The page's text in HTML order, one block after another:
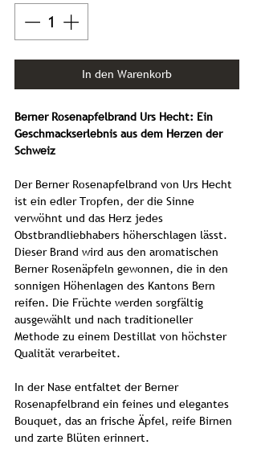
In den Warenkorb
Berner Rosenapfelbrand Urs Hecht: Ein
Geschmackserlebnis aus dem Herzen der
Schweiz
Der Berner Rosenapfelbrand von Urs Hecht
ist ein edler Tropfen, der die Sinne
verwöhnt und das Herz jedes
Obstbrandliebhabers höherschlagen lässt.
Dieser Brand wird aus den aromatischen
Berner Rosenäpfeln gewonnen, die in den
sonnigen Höhenlagen des Kantons Bern
reifen. Die Früchte werden sorgfältig
ausgewählt und nach traditioneller
Methode zu einem Destillat von höchster
Qualität verarbeitet.
In der Nase entfaltet der Berner
Rosenapfelbrand ein feines und elegantes
Bouquet, das an frische Äpfel, reife Birnen
und zarte Blüten erinnert.